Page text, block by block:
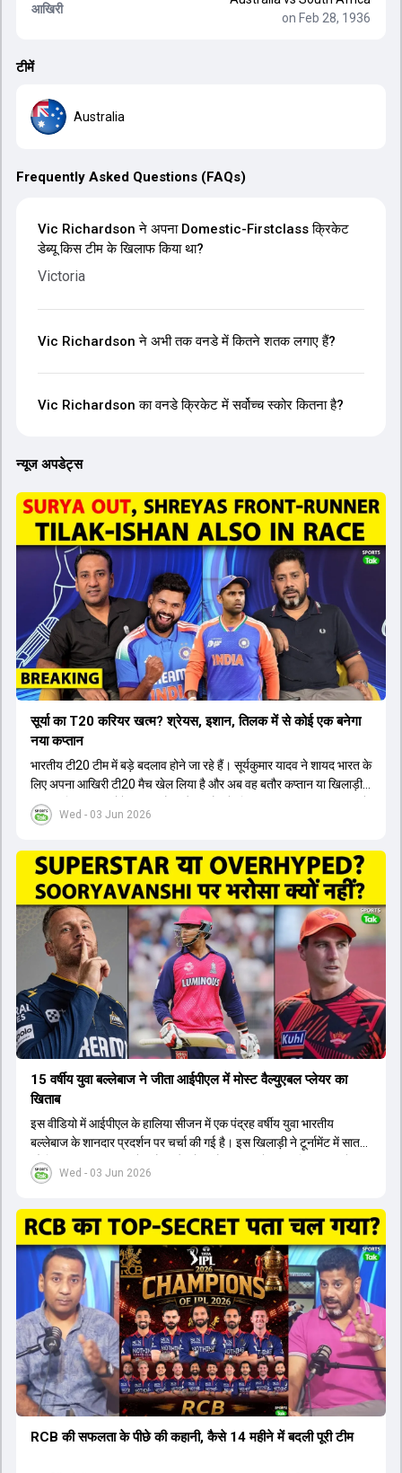
आखिरी
on Feb 28, 1936
टीमें
Australia
Frequently Asked Questions (FAQs)
Vic Richardson ने अपना Domestic-Firstclass क्रिकेट
डेब्यू किस टीम के खिलाफ किया था?
Victoria
Vic Richardson ने अभी तक वनडे में कितने शतक लगाए हैं?
Vic Richardson का वनडे क्रिकेट में सर्वोच्च स्कोर कितना है?
न्यूज अपडेट्स
Wed - 03 Jun 2026
सूर्या का T20 करियर खत्म? श्रेयस, इशान, तिलक में से कोई एक बनेगा
नया कप्तान
भारतीय टी20 टीम में बड़े बदलाव होने जा रहे हैं। सूर्यकुमार यादव ने शायद भारत के
लिए अपना आखिरी टी20 मैच खेल लिया है और अब वह बतौर कप्तान या खिलाड़ी
टीम का हिस्सा नहीं होंगे। आयरलैंड और इंग्लैंड के खिलाफ आगामी टी20 सीरीज के
लिए नए कप्तान की तलाश जारी है। इस रेस में श्रेयस अय्यर सबसे आगे चल रहे
पटेल इस रेस में काफी पीछे हैं, जबकि संजू सैमसन और रजत पाटीदार कप्तानी की
दौड़ से बाहर हैं। आगामी सीरीज के लिए वैभव सूर्यवंशी को तीसरे ओपनर के तौर पर
टीम में शामिल किया जाएगा, जबकि अभिषेक शर्मा और संजू सैमसन पहली पसंद
होंगे। इसके अलावा नीतीश रेड्डी को बतौर ऑलराउंडर ज्यादा मौके मिलेंगे। अजीत
अगरकर की अगुवाई वाली चयन समिति और कोच गौतम गंभीर आगामी टी20 वर्ल्ड
कप और 2028 ओलंपिक के लिए लंबी अवधि का विजन लेकर चल रहे हैं।
Wed - 03 Jun 2026
15 वर्षीय युवा बल्लेबाज ने जीता आईपीएल में मोस्ट वैल्युएबल प्लेयर का
खिताब
इस वीडियो में आईपीएल के हालिया सीजन में एक पंद्रह वर्षीय युवा भारतीय
बल्लेबाज के शानदार प्रदर्शन पर चर्चा की गई है। इस खिलाड़ी ने टूर्नामेंट में सात
सौ छिहत्तर रन बनाकर ऑरेंज कैप और मोस्ट वैल्युएबल प्लेयर का खिताब अपने नाम
किया है। वीडियो में बताया गया है कि ऑस्ट्रेलियाई टीम के वर्तमान कप्तान और
ऑस्ट्रेलियाई कप्तान के अनुसार, शुरुआत में लोगों को इस खिलाड़ी के प्रदर्शन पर
संदेह था, लेकिन अब उसने खुद को एक बेहतरीन बल्लेबाज साबित कर दिया है जो
गेंद को बाउंड्री के काफी पार मारने की क्षमता रखता है। वहीं, इंग्लैंड के पूर्व कप्तान
ने कहा कि टूर्नामेंट जीतने वाली टीम के अलावा इस सीजन की सबसे बड़ी बात इस
युवा खिलाड़ी का प्रदर्शन रहा है, जिसे देखने के लिए स्टेडियम में भारी भीड़ उमड़ती
थी। शानदार प्रदर्शन के बाद इस युवा खिलाड़ी को श्रीलंका में होने वाली
त्रिकोणीय सीरीज के लिए इंडिया ए टीम में भी शामिल कर लिया गया है।
RCB की सफलता के पीछे की कहानी, कैसे 14 महीने में बदली पूरी टीम